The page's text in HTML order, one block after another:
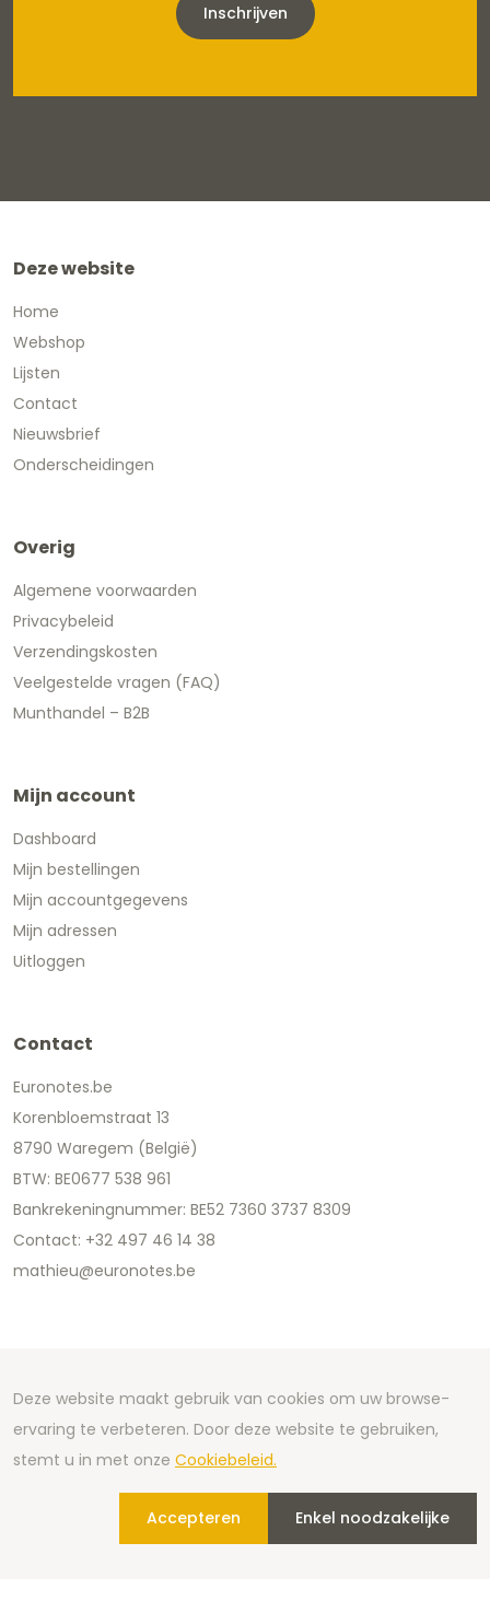
Inschrijven
Deze website
Home
Webshop
Lijsten
Contact
Nieuwsbrief
Onderscheidingen
Overig
Algemene voorwaarden
Privacybeleid
Verzendingskosten
Veelgestelde vragen (FAQ)
Munthandel – B2B
Mijn account
Dashboard
Mijn bestellingen
Mijn accountgegevens
Mijn adressen
Uitloggen
Contact
Euronotes.be
Korenbloemstraat 13
8790 Waregem (België)
BTW: BE0677 538 961
Bankrekeningnummer: BE52 7360 3737 8309
Contact: +32 497 46 14 38
mathieu@euronotes.be
2mprove - Content by Euronotes.be
Deze website maakt gebruik van cookies om uw browse-
ervaring te verbeteren. Door deze website te gebruiken,
stemt u in met onze Cookiebeleid.
Accepteren Enkel noodzakelijke